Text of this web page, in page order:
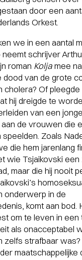
liefde en
door een
Orkest.
we in een aantal
neemt schrijver
roman Koljamee
dood van de grote
cholera? Of
hij dreigde te
van een
de vrouwen die
speelden. Zoals
die hem jarenlang
wie Tsjaikovski
maar die hij nooit
onderwerp in de
komt aan bod.
om te leven in een
als onacceptabel
zelfs strafbaar was?
maatschappelijke